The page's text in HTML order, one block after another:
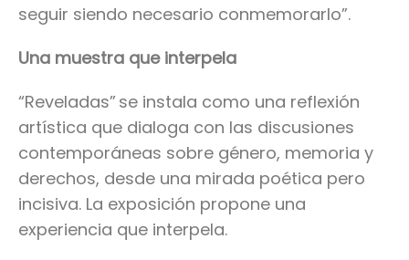
seguir siendo necesario conmemorarlo”.
Una muestra que interpela
“Reveladas” se instala como una reflexión
artística que dialoga con las discusiones
contemporáneas sobre género, memoria y
derechos, desde una mirada poética pero
incisiva. La exposición propone una
experiencia que interpela.